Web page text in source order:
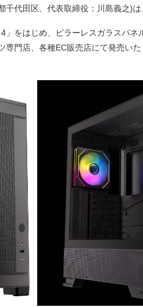
代田区、代表取締役：川島義之)は
をはじめ、ピラーレスガラスパ
門店、各種EC販売店にて発売いた